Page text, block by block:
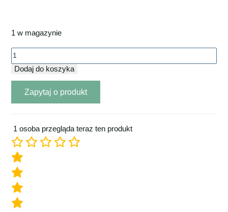
1 w magazynie
ilość
Stolik
pomocniczy
na laptopa
Dodaj do koszyka
Zapytaj o produkt
1 osoba przegląda teraz ten produkt